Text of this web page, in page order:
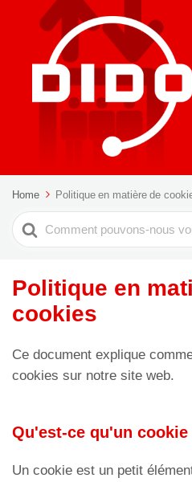
Home Politique en matière de
Rechercher
Politique en
cookies
Ce document explique
cookies sur notre site web.
Qu'est-ce qu'un cookie
Un cookie est un petit